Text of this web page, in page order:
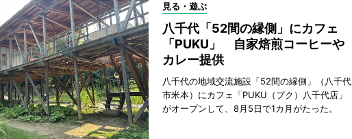
見る・遊ぶ
八千代「52間の縁側」にカフェ
「PUKU」 自家焙煎コーヒーや
カレー提供
八千代の地域交流施設「52間の縁側」（八千代
市米本）にカフェ「PUKU（プク）八千代店」
がオープンして、8月5日で1カ月がたった。